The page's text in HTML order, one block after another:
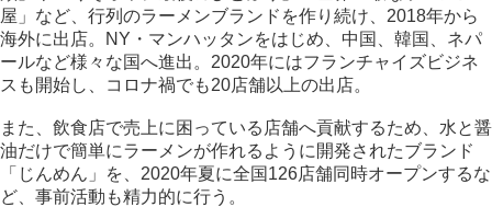
屋」など、行列のラーメンブランドを作り続け、2018年から
海外に出店。NY・マンハッタンをはじめ、中国、韓国、ネパ
ールなど様々な国へ進出。2020年にはフランチャイズビジネ
スも開始し、コロナ禍でも20店舗以上の出店。
また、飲食店で売上に困っている店舗へ貢献するため、水と醤
油だけで簡単にラーメンが作れるように開発されたブランド
「じんめん」を、2020年夏に全国126店舗同時オープンするな
ど、事前活動も精力的に行う。